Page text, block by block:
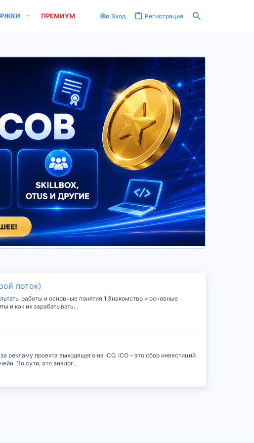
ПРЕМИУМ Вход Регистрация
поток)
работы и основные понятия 1.Знакомство и основные
и как их зарабатывать...
рекламу проекта выходящего на ICO. ICO – это сбор инвестиций
По сути, это аналог...